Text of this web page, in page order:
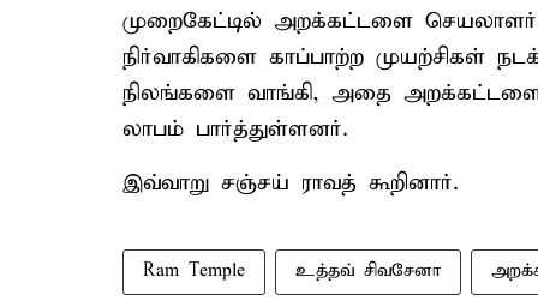
முறைகேட்டில் அறக்கட்டளை
நிர்வாகிகளை காப்பாற்ற முயற்சிகள்
நிலங்களை வாங்கி, அதை
லாபம் பார்த்துள்ளனர்.
இவ்வாறு சஞ்சய் ராவத் கூறினார்.
Ram Temple உத்தவ் சிவசேனா